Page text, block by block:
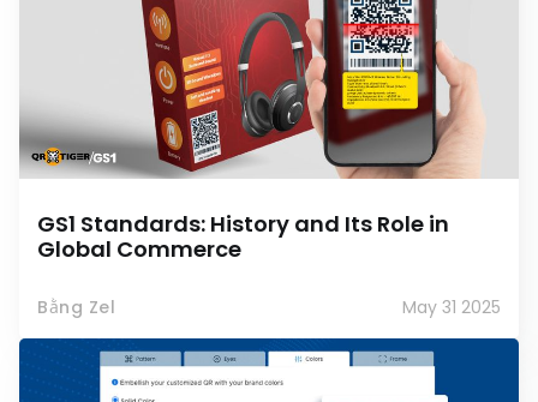
GS1 Standards: History and Its Role in
Global Commerce
Bằng Zel May 31 2025